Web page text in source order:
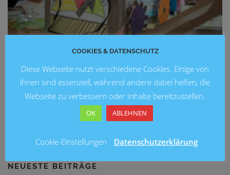
Zeitreise! Wir schreiben das Jahr…
Am 9. Juni wurde an der Grundschule Marienwerder die
Kunstausstellung „Zeitreise! Wir schreiben das Jahr…“
NEUESTE BEITRÄGE
COOKIES & DATENSCHUTZ
Diese Webseite nutzt verschiedene Cookies. Einige von
ihnen sind essenziell, während andere dabei helfen, die
Webseite zu verbessern oder Inhalte bereitzustellen.
OK ABLEHNEN
Cookie-Einstellungen Datenschutzerklärung